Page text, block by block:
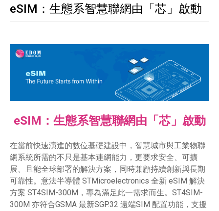
eSIM：生態系智慧聯網由「芯」啟動
eSIM：生態系智慧聯網由「芯」啟動
在當前快速演進的數位基礎建設中，智慧城市與工業物聯
網系統所需的不只是基本連網能力，更要求安全、可擴
展、且能全球部署的解決方案，同時兼顧持續創新與長期
可靠性。意法半導體 STMicroelectronics 全新 eSIM 解決
方案 ST4SIM-300M，專為滿足此一需求而生。ST4SIM-
300M 亦符合GSMA 最新SGP.32 遠端SIM 配置功能，支援